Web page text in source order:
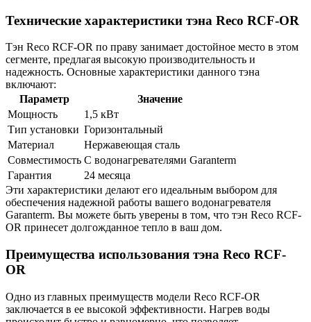
Технические характеристики тэна Reco RCF-OR
Тэн Reco RCF-OR по праву занимает достойное место в этом
сегменте, предлагая высокую производительность и
надежность. Основные характеристики данного тэна
включают:
Параметр
Значение
Мощность
1,5 кВт
Тип установки Горизонтальный
Материал
Нержавеющая сталь
Совместимость С водонагревателями Garanterm
Гарантия
24 месяца
Эти характеристики делают его идеальным выбором для
обеспечения надежной работы вашего водонагревателя
Garanterm. Вы можете быть уверены в том, что тэн Reco RCF-
OR принесет долгожданное тепло в ваш дом.
Преимущества использования тэна Reco RCF-
OR
Одно из главных преимуществ модели Reco RCF-OR
заключается в ее высокой эффективности. Нагрев воды